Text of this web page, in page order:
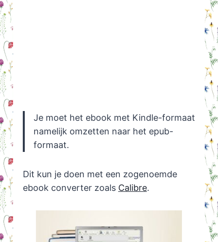
Je moet het ebook met Kindle-formaat
namelijk omzetten naar het epub-
formaat.
Dit kun je doen met een zogenoemde
ebook converter zoals Calibre.